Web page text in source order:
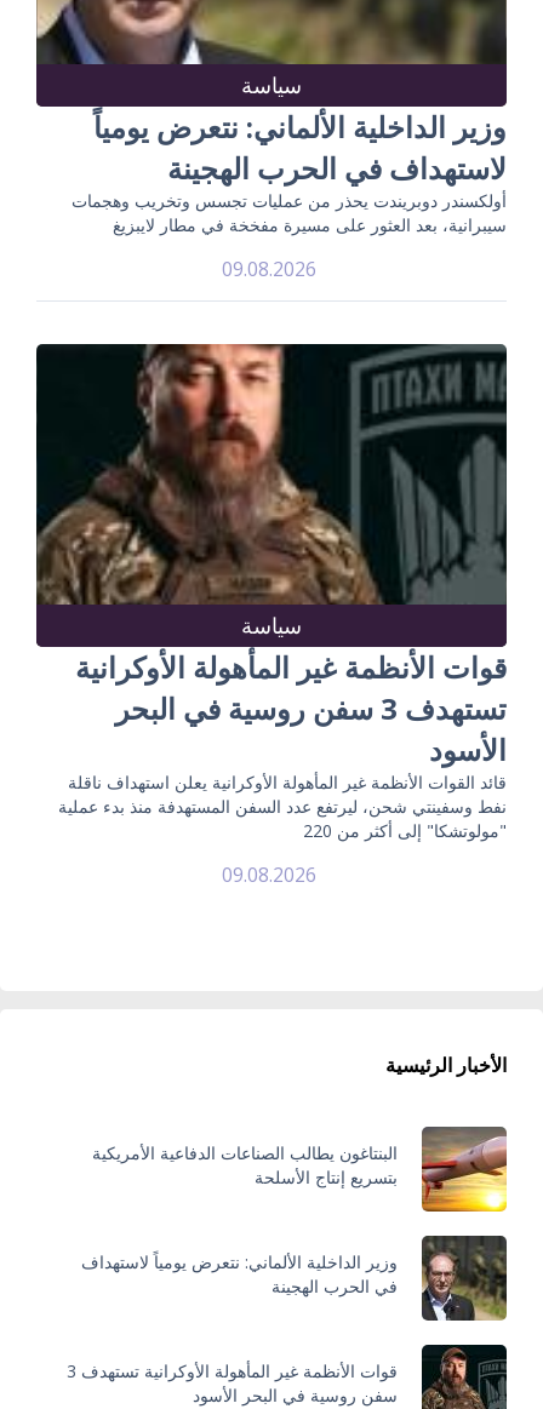
سياسة
وزير الداخلية الألماني: نتعرض يومياً
لاستهداف في الحرب الهجينة
أولكسندر دوبريندت يحذر من عمليات تجسس وتخريب وهجمات
سيبرانية، بعد العثور على مسيرة مفخخة في مطار لايبزيغ
09.08.2026
سياسة
قوات الأنظمة غير المأهولة الأوكرانية
تستهدف 3 سفن روسية في البحر
الأسود
قائد القوات الأنظمة غير المأهولة الأوكرانية يعلن استهداف ناقلة
نفط وسفينتي شحن، ليرتفع عدد السفن المستهدفة منذ بدء عملية
"مولوتشكا" إلى أكثر من 220
09.08.2026
الأخبار الرئيسية
البنتاغون يطالب الصناعات الدفاعية الأمريكية
بتسريع إنتاج الأسلحة
وزير الداخلية الألماني: نتعرض يومياً لاستهداف
في الحرب الهجينة
قوات الأنظمة غير المأهولة الأوكرانية تستهدف 3
سفن روسية في البحر الأسود